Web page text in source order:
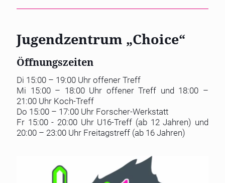
Jugendzentrum „Choice“
Öffnungszeiten
Di 15:00 – 19:00 Uhr offener Treff
Mi 15:00 – 18:00 Uhr offener Treff und 18:00 –
21:00 Uhr Koch-Treff
Do 15:00 – 17:00 Uhr Forscher-Werkstatt
Fr 15:00 - 20:00 Uhr U16-Treff (ab 12 Jahren) und
20:00 – 23:00 Uhr Freitagstreff (ab 16 Jahren)